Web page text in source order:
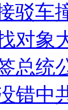
驳车
对象
总统
错中